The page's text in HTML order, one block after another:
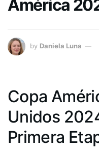
América
by Daniela Luna
Copa
Unidos
Primera